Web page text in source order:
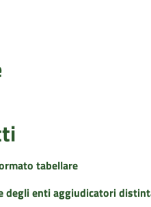
tabellare
enti aggiudicatori